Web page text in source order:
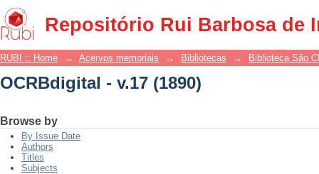
Repositório Rui Barbosa de
OCRBdigital - v.17 (1890)
RUBI :: Home → Acervos memoriais → Bibliotecas → Biblioteca São
OCRBdigital - v.17 (1890)
Browse by
By Issue Date
Authors
Titles
Subjects